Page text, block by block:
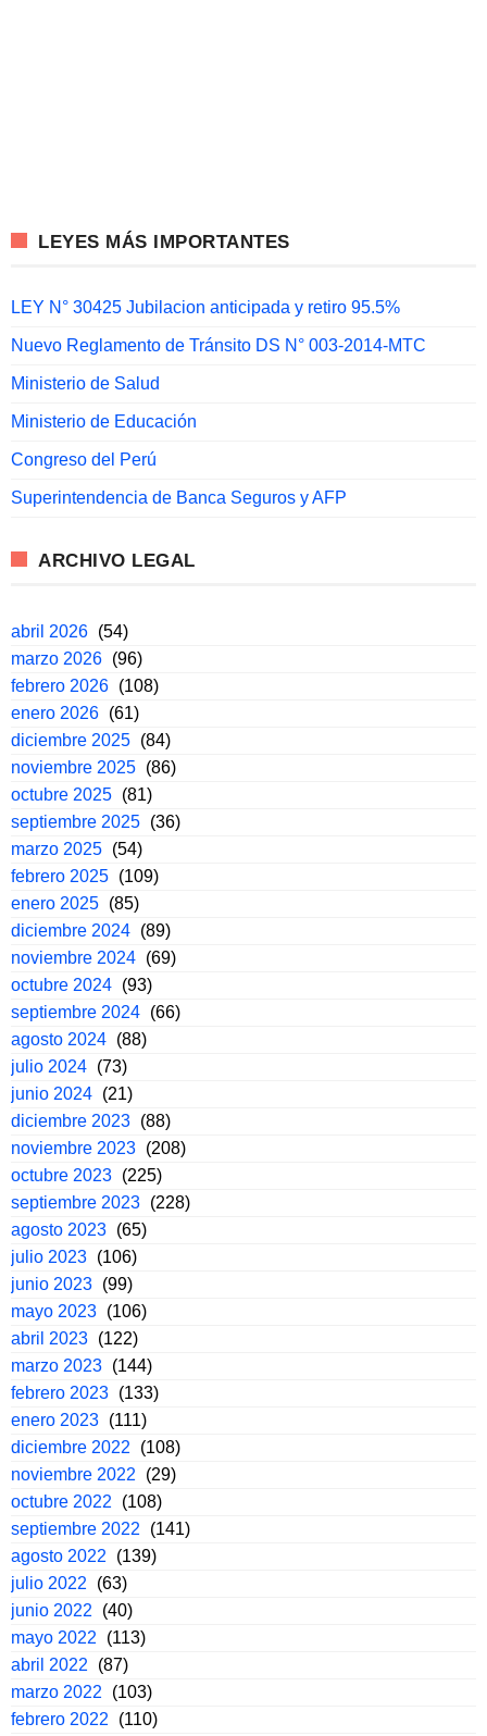
LEYES MÁS IMPORTANTES
LEY N° 30425 Jubilacion anticipada y retiro 95.5%
Nuevo Reglamento de Tránsito DS N° 003-2014-MTC
Ministerio de Salud
Ministerio de Educación
Congreso del Perú
Superintendencia de Banca Seguros y AFP
ARCHIVO LEGAL
abril 2026 (54)
marzo 2026 (96)
febrero 2026 (108)
enero 2026 (61)
diciembre 2025 (84)
noviembre 2025 (86)
octubre 2025 (81)
septiembre 2025 (36)
marzo 2025 (54)
febrero 2025 (109)
enero 2025 (85)
diciembre 2024 (89)
noviembre 2024 (69)
octubre 2024 (93)
septiembre 2024 (66)
agosto 2024 (88)
julio 2024 (73)
junio 2024 (21)
diciembre 2023 (88)
noviembre 2023 (208)
octubre 2023 (225)
septiembre 2023 (228)
agosto 2023 (65)
julio 2023 (106)
junio 2023 (99)
mayo 2023 (106)
abril 2023 (122)
marzo 2023 (144)
febrero 2023 (133)
enero 2023 (111)
diciembre 2022
(108)
noviembre 2022
(29)
octubre 2022
(108)
septiembre 2022
(141)
agosto 2022
(139)
julio 2022
(63)
junio 2022
(40)
mayo 2022
(113)
abril 2022
(87)
marzo 2022
(103)
febrero 2022
(110)